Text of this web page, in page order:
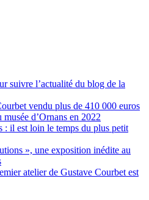
suivre l’actualité du blog de la
vendu plus de 410 000 euros
musée d’Ornans en 2022
: il est loin le temps du plus petit
», une exposition inédite au
atelier de Gustave Courbet est